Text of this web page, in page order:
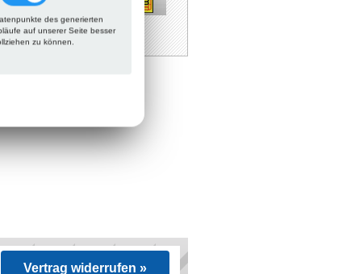
Vertrag widerrufen »
des generierten
auf unserer Seite besser
zu können.